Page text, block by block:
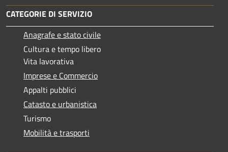
CATEGORIE DI SERVIZIO
Anagrafe e stato civile
Cultura e tempo libero
Vita lavorativa
Imprese e Commercio
Appalti pubblici
Catasto e urbanistica
Turismo
Mobilità e trasporti